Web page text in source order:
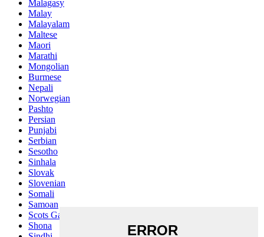
Malagasy
Malay
Malayalam
Maltese
Maori
Marathi
Mongolian
Burmese
Nepali
Norwegian
Pashto
Persian
Punjabi
Serbian
Sesotho
Sinhala
Slovak
Slovenian
Somali
Samoan
Scots Gaelic
Shona